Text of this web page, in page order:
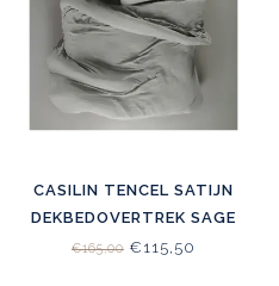
CASILIN TENCEL SATIJN
DEKBEDOVERTREK SAGE
GREEN
€165,00 €115,50